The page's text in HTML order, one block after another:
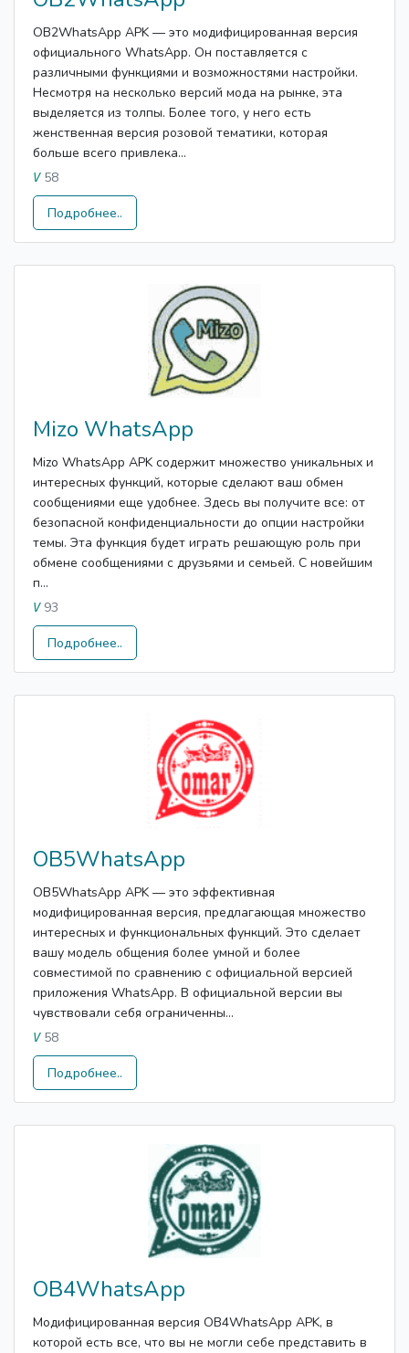
OB2WhatsApp APK — это модифицированная версия
официального WhatsApp. Он поставляется с
различными функциями и возможностями настройки.
Несмотря на несколько версий мода на рынке, эта
выделяется из толпы. Более того, у него есть
женственная версия розовой тематики, которая
больше всего привлека...
V58
Подробнее..
Mizo WhatsApp
Mizo WhatsApp APK содержит множество уникальных и
интересных функций, которые сделают ваш обмен
сообщениями еще удобнее. Здесь вы получите все: от
безопасной конфиденциальности до опции настройки
темы. Эта функция будет играть решающую роль при
обмене сообщениями с друзьями и семьей. С новейшим
п...
V93
Подробнее..
OB5WhatsApp
OB5WhatsApp APK — это эффективная
модифицированная версия, предлагающая множество
интересных и функциональных функций. Это сделает
вашу модель общения более умной и более
совместимой по сравнению с официальной версией
приложения WhatsApp. В официальной версии вы
чувствовали себя ограниченны...
V58
Подробнее..
OB4WhatsApp
Модифицированная версия OB4WhatsApp APK, в
которой есть все, что вы не могли себе представить в